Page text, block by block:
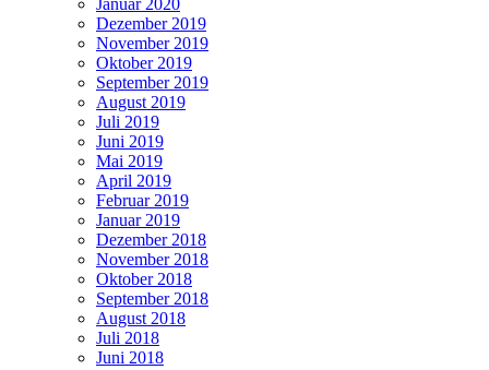
Januar 2020
Dezember 2019
November 2019
Oktober 2019
September 2019
August 2019
Juli 2019
Juni 2019
Mai 2019
April 2019
Februar 2019
Januar 2019
Dezember 2018
November 2018
Oktober 2018
September 2018
August 2018
Juli 2018
Juni 2018